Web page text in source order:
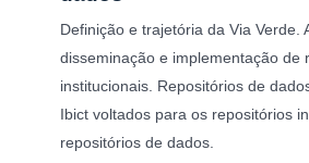
Definição e trajetória da Via Verde.
disseminação e implementação de
institucionais. Repositórios de
Ibict voltados para os repositórios
repositórios de dados.